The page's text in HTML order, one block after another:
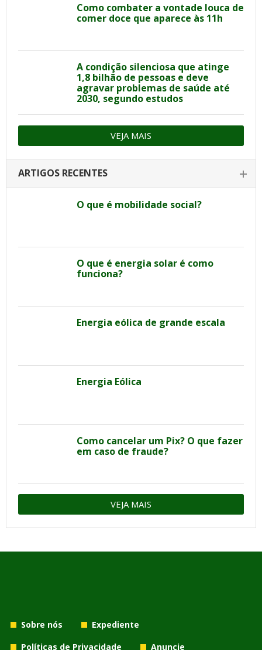
Como combater a vontade louca de
comer doce que aparece às 11h
A condição silenciosa que atinge
1,8 bilhão de pessoas e deve
agravar problemas de saúde até
2030, segundo estudos
VEJA MAIS
ARTIGOS RECENTES
O que é mobilidade social?
O que é energia solar é como
funciona?
Energia eólica de grande escala
Energia Eólica
Como cancelar um Pix? O que fazer
em caso de fraude?
VEJA MAIS
Sobre nós
Expediente
Políticas de Privacidade
Anuncie